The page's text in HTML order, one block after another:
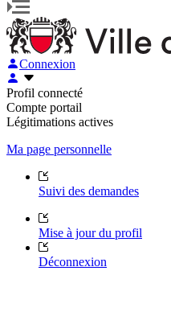
Connexion
Profil connecté
Compte portail
Légitimations actives
Ma page personnelle
Suivi des demandes
Mise à jour du profil
Déconnexion